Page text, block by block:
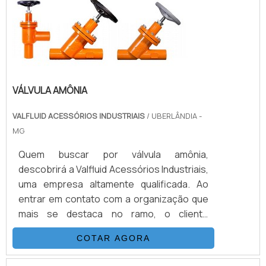
VÁLVULA AMÔNIA
VALFLUID ACESSÓRIOS INDUSTRIAIS / UBERLÂNDIA -
MG
Quem buscar por válvula amônia,
descobrirá a Valfluid Acessórios Industriais,
uma empresa altamente qualificada. Ao
entrar em contato com a organização que
mais se destaca no ramo, o cliente
receberá um suporte completo para sanar
eventuais dúvidas sobre o produto a ser
adquirido.DETALHES SOBRE VÁLVULA
COTAR AGORA